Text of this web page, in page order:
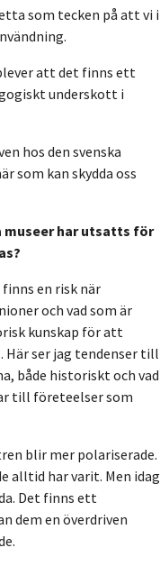
som tecken på att vi i
att det finns ett
underskott i
hos den svenska
som kan skydda oss
museer har utsatts för
en risk när
och vad som är
kunskap för att
ser jag tendenser till
både historiskt och vad
till företeelser som
blir mer polariserade.
alltid har varit. Men idag
Det finns ett
dem en överdriven